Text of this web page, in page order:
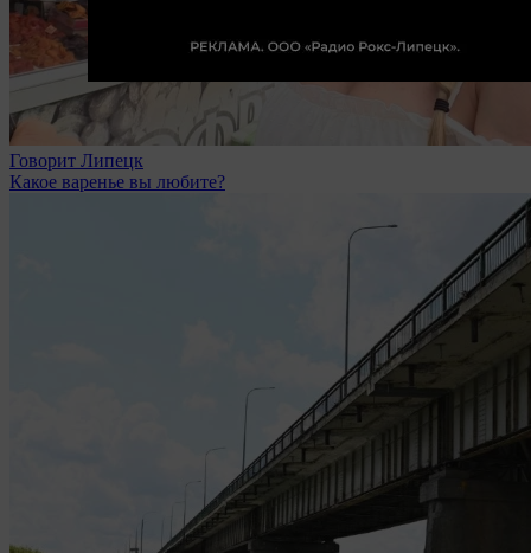
Говорит Липецк
Какое варенье вы любите?